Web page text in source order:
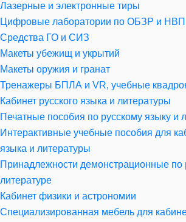
Лазерные и электронные тиры
Цифровые лаборатории по ОБЗР и НВП
Средства ГО и СИЗ
Макеты убежищ и укрытий
Макеты оружия и гранат
Тренажеры БПЛА и VR, учебные
Кабинет русского языка и литературы
Печатные пособия по русскому языку и
Интерактивные учебные пособия для
языка и литературы
Принадлежности демонстрационные по
литературе
Кабинет физики и астрономии
Специализированная мебель для